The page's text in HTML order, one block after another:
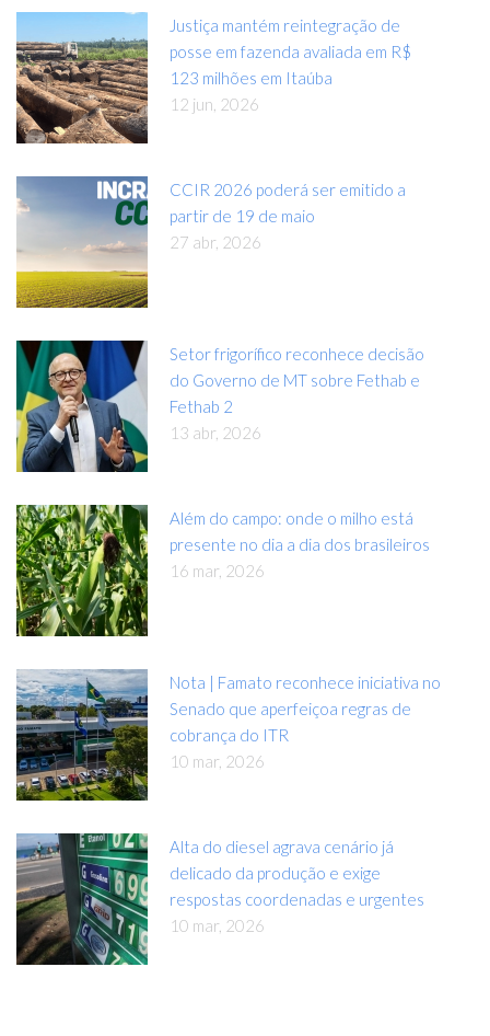
Justiça mantém reintegração de
posse em fazenda avaliada em R$
123 milhões em Itaúba
12 jun, 2026
CCIR 2026 poderá ser emitido a
partir de 19 de maio
27 abr, 2026
Setor frigorífico reconhece decisão
do Governo de MT sobre Fethab e
Fethab 2
13 abr, 2026
Além do campo: onde o milho está
presente no dia a dia dos brasileiros
16 mar, 2026
Nota | Famato reconhece iniciativa no
Senado que aperfeiçoa regras de
cobrança do ITR
10 mar, 2026
Alta do diesel agrava cenário já
delicado da produção e exige
respostas coordenadas e urgentes
10 mar, 2026